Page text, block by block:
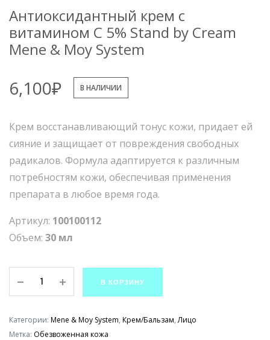
Антиоксидантный крем с
витамином С 5% Stand by Cream
Mene & Moy System
6,100₽ В НАЛИЧИИ
Крем восстанавливающий тонус кожи, придает ей
сияние и защищает от повреждения свободных
радикалов. Формула адаптируется к различным
потребностям кожи, обеспечивая применения
препарата в любое время года.
Артикул: 100100112
Объем: 30 мл
крем
витамином
С
В КОРЗИНУ
Категории: Mene & Moy System, Крем/Бальзам,Лицо
Метка: Обезвоженная кожа